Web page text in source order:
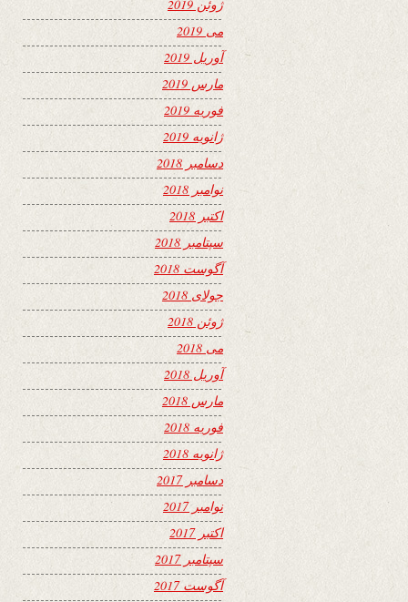
ژوئن 2019
می 2019
آوریل 2019
مارس 2019
فوریه 2019
ژانویه 2019
دسامبر 2018
نوامبر 2018
اکتبر 2018
سپتامبر 2018
آگوست 2018
جولای 2018
ژوئن 2018
می 2018
آوریل 2018
مارس 2018
فوریه 2018
ژانویه 2018
دسامبر 2017
نوامبر 2017
اکتبر 2017
سپتامبر 2017
آگوست 2017